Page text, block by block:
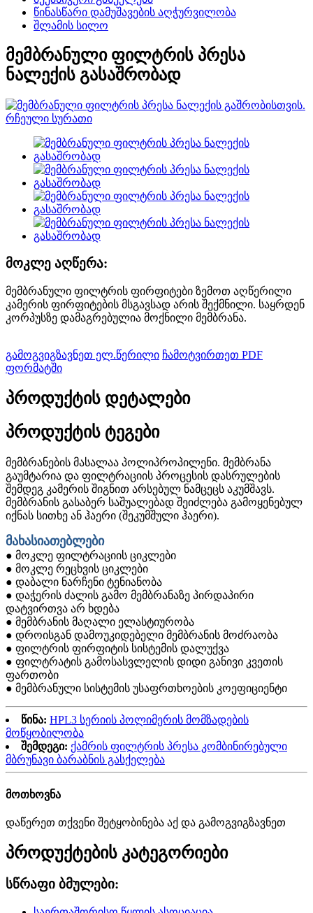
წინასწარი დამუშავების აღჭურვილობა
შლამის სილო
მემბრანული ფილტრის პრესა
ნალექის გასაშრობად
მოკლე აღწერა:
მემბრანული ფილტრის ფირფიტები ზემოთ აღწერილი
კამერის ფირფიტების მსგავსად არის შექმნილი. საყრდენ
კორპუსზე დამაგრებულია მოქნილი მემბრანა.
გამოგვიგზავნეთ ელ.წერილი ჩამოტვირთეთ PDF
ფორმატში
პროდუქტის დეტალები
პროდუქტის ტეგები
მემბრანების მასალაა პოლიპროპილენი. მემბრანა
გაუმტარია და ფილტრაციის პროცესის დასრულების
შემდეგ კამერის შიგნით არსებულ ნამცეცს აკუმშავს.
მემბრანის გასაბერ საშუალებად შეიძლება გამოყენებულ
იქნას სითხე ან ჰაერი (შეკუმშული ჰაერი).
მახასიათებლები
● მოკლე ფილტრაციის ციკლები
● მოკლე რეცხვის ციკლები
● დაბალი ნარჩენი ტენიანობა
● დაჭერის ძალის გამო მემბრანაზე პირდაპირი
დატვირთვა არ ხდება
● მემბრანის მაღალი ელასტიურობა
● დროისგან დამოუკიდებელი მემბრანის მოძრაობა
● ფილტრის ფირფიტის სისტემის დალუქვა
● ფილტრატის გამოსასვლელის დიდი განივი კვეთის
ფართობი
● მემბრანული სისტემის უსაფრთხოების კოეფიციენტი
წინა: HPL3 სერიის პოლიმერის მომზადების
მოწყობილობა
შემდეგი: ქამრის ფილტრის პრესა კომბინირებული
მბრუნავი ბარაბნის გასქელება
მოთხოვნა
დაწერეთ თქვენი შეტყობინება აქ და გამოგვიგზავნეთ
პროდუქტების კატეგორიები
სწრაფი ბმულები: